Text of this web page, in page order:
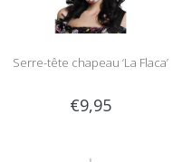
Serre-tête chapeau ‘La Flaca’
€9,95